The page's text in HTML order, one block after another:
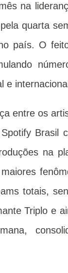
na
quarta
país. O
e
entre os
Brasil
na
totais,
Triplo e